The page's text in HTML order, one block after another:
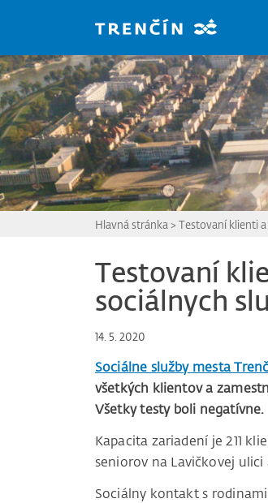
Hlavná stránka > Testovaní klienti
Testovaní
sociálnych
14. 5. 2020
Sociálne služby mesta
všetkých klientov a
Všetky testy boli negatívne.
Kapacita zariadení je 211
seniorov na Lavičkovej
Sociálny kontakt s